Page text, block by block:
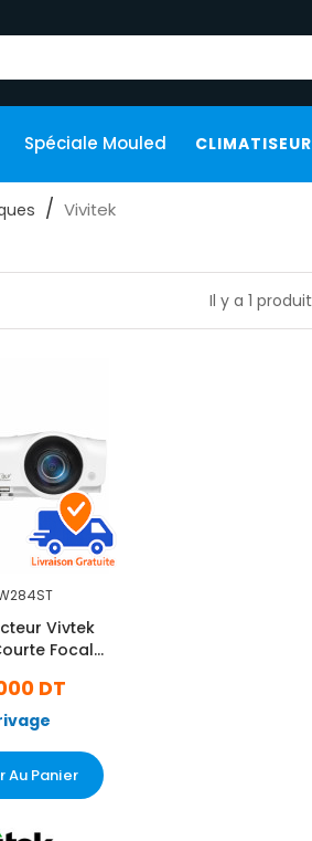
Spéciale Mouled CLIMATISEUR
Vivitek
Il y a 1
Vivtek
Focal
DT
Au Panier